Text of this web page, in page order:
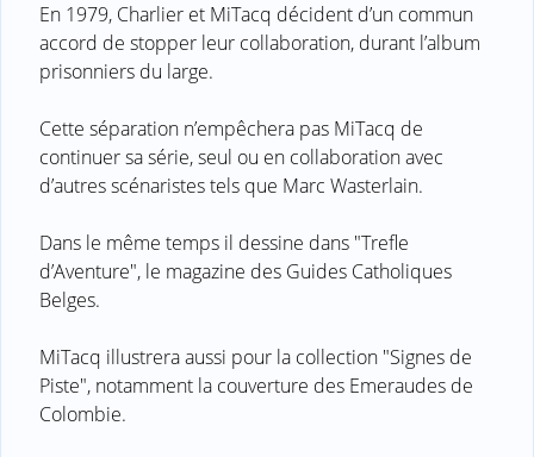
En 1979, Charlier et MiTacq décident d’un commun
accord de stopper leur collaboration, durant l’album
prisonniers du large.
Cette séparation n’empêchera pas MiTacq de
continuer sa série, seul ou en collaboration avec
d’autres scénaristes tels que Marc Wasterlain.
Dans le même temps il dessine dans "Trefle
d’Aventure", le magazine des Guides Catholiques
Belges.
MiTacq illustrera aussi pour la collection "Signes de
Piste", notamment la couverture des Emeraudes de
Colombie.